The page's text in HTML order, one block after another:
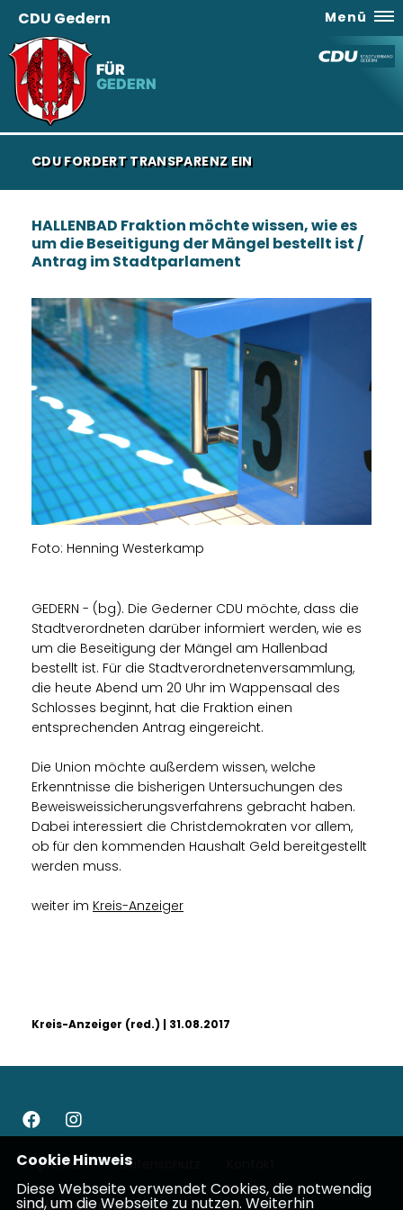
FÜR
GEDERN
CDU Gedern Menü
CDU FORDERT TRANSPARENZ EIN
HALLENBAD Fraktion möchte wissen, wie es
um die Beseitigung der Mängel bestellt ist /
Antrag im Stadtparlament
Foto: Henning Westerkamp
GEDERN - (bg). Die Gederner CDU möchte, dass die
Stadtverordneten darüber informiert werden, wie es
um die Beseitigung der Mängel am Hallenbad
bestellt ist. Für die Stadtverordnetenversammlung,
die heute Abend um 20 Uhr im Wappensaal des
Schlosses beginnt, hat die Fraktion einen
entsprechenden Antrag eingereicht.
Die Union möchte außerdem wissen, welche
Erkenntnisse die bisherigen Untersuchungen des
Beweisweissicherungsverfahrens gebracht haben.
Dabei interessiert die Christdemokraten vor allem,
ob für den kommenden Haushalt Geld bereitgestellt
werden muss.
weiter im Kreis-Anzeiger
Kreis-Anzeiger (red.) | 31.08.2017
Impressum Datenschutz
CDU Wetterau
Cookie Hinweis
Diese Webseite verwendet Cookies, die notwendig
sind, um die Webseite zu nutzen. Weiterhin